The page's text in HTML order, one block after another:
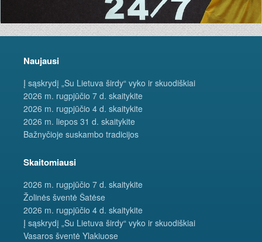
Naujausi
Į sąskrydį „Su Lietuva širdy“ vyko ir skuodiškiai
2026 m. rugpjūčio 7 d. skaitykite
2026 m. rugpjūčio 4 d. skaitykite
2026 m. liepos 31 d. skaitykite
Bažnyčioje suskambo tradicijos
Skaitomiausi
2026 m. rugpjūčio 7 d. skaitykite
Žolinės šventė Šatėse
2026 m. rugpjūčio 4 d. skaitykite
Į sąskrydį „Su Lietuva širdy“ vyko ir skuodiškiai
Vasaros šventė Ylakiuose